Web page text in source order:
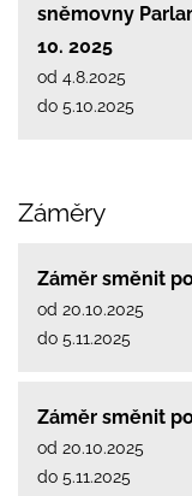
sněmovny
10. 2025
od 4.8.2025
do 5.10.2025
Záměry
Záměr směnit
od 20.10.2025
do 5.11.2025
Záměr směnit
od 20.10.2025
do 5.11.2025